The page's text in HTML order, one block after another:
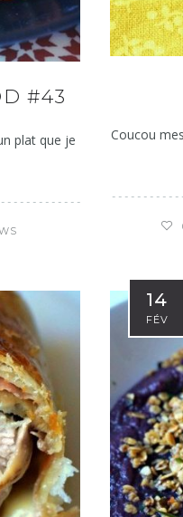
#43
plat que je
Coucou
14
FÉV